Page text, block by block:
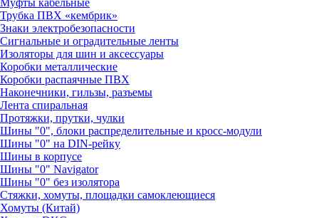
Муфты кабельные
Трубка ПВХ «кембрик»
Знаки электробезопасности
Сигнальные и оградительные ленты
Изоляторы для шин и аксессуары
Коробки металлические
Коробки распаячные ПВХ
Наконечники, гильзы, разъемы
Лента спиральная
Протяжки, прутки, чулки
Шины "0", блоки распределительные и кросс-модули
Шины "0" на DIN-рейку
Шины в корпусе
Шины "0" Navigator
Шины "0" без изолятора
Стяжки, хомуты, площадки самоклеющиеся
Хомуты (Китай)